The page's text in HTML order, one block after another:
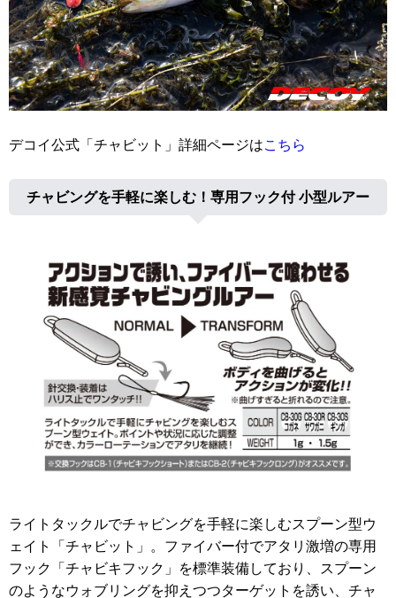
デコイ公式「チャビット」詳細ページはこちら
チャビングを手軽に楽しむ！専用フック付 小型ルアー
ライトタックルでチャビングを手軽に楽しむスプーン型ウ
ェイト「チャビット」。ファイバー付でアタリ激増の専用
フック「チャビキフック」を標準装備しており、スプーン
のようなウォブリングを抑えつつターゲットを誘い、チャ